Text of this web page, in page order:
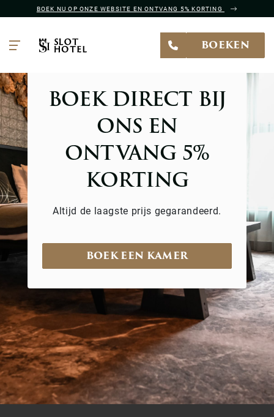
BOEK NU OP ONZE WEBSITE EN ONTVANG 5% KORTING
BOEKEN
BOEK DIRECT BIJ
ONS EN
ONTVANG 5%
KORTING
Altijd de laagste prijs gegarandeerd.
BOEK EEN KAMER